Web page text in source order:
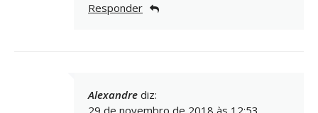
Responder
Alexandre diz: